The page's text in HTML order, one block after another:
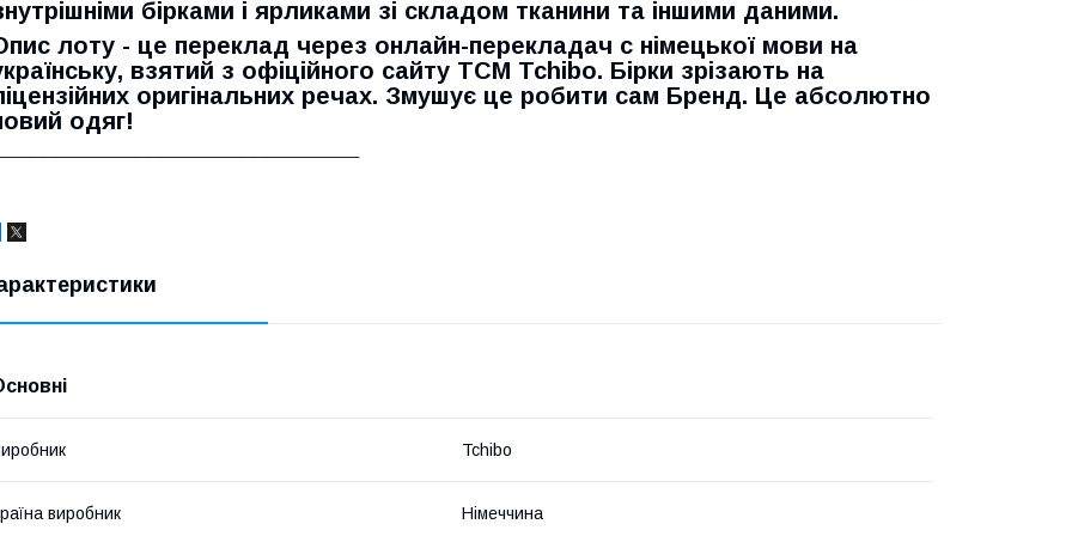
бірками і ярликами зі складом тканини та іншими даними.
лоту - це переклад через онлайн-перекладач с німецької мови на
взятий з офіційного сайту TCM Tchibo. Бірки зрізають на
оригінальних речах. Змушує це робити сам Бренд. Це абсолютно
одяг!
Tchibo
виробник Німеччина